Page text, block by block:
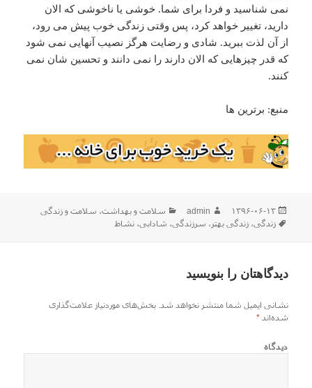
نمی شناسید و فردا برای شما. خوشی یا ناخوشی که الان
دارید، تغییر خواهد کرد، پس وقتی زندگی خوب پیش می رود،
از آن لذت ببرید. شادی و رضایت هرگز نصیب آنهایی نمی شود
که قدر چیزهایی که الان دارند را نمی دانند و تحسین شان نمی
کنند.
منبع: برترین ها
ارسال
شده
۱۳۹۶-۰۶-۱۳ نویسنده
admin دسته‌ها
سلامت و بهداشت، سلامت و زندگی
برچسب‌ها
زندگی،زندگی بهتر ، سرزندگی، شادابی،نشاط
دیدگاهتان را بنویسید
نشانی ایمیل شما منتشر نخواهد شد. بخش‌های موردنیاز علامت‌گذاری
شده‌اند*
دیدگاه